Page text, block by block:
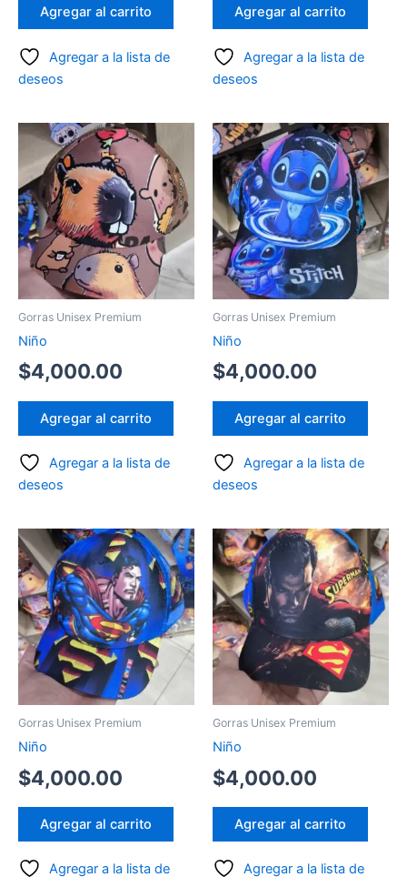
Agregar al carrito
Agregar a la lista de
deseos
Agregar al carrito
Agregar a la lista de
deseos
Gorras Unisex Premium
Niño
$4,000.00
Agregar al carrito
Agregar a la lista de
deseos
Gorras Unisex Premium
Niño
$4,000.00
Agregar al carrito
Agregar a la lista de
deseos
Gorras Unisex Premium
Niño
$4,000.00
Agregar al carrito
Agregar a la lista de
Gorras Unisex Premium
Niño
$4,000.00
Agregar al carrito
Agregar a la lista de